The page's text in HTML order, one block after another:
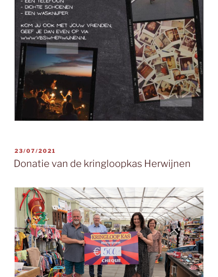
GEPLAATST
OP
23/07/2021
Donatie van de kringloopkas Herwijnen